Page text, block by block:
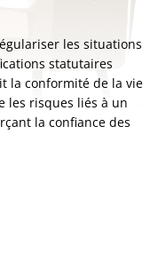
les situations
statutaires
la conformité de la vie
les risques liés à un
la confiance des